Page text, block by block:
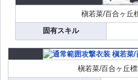
槇若菜/百合ヶ丘
固有スキル
槇若菜/百合ヶ丘